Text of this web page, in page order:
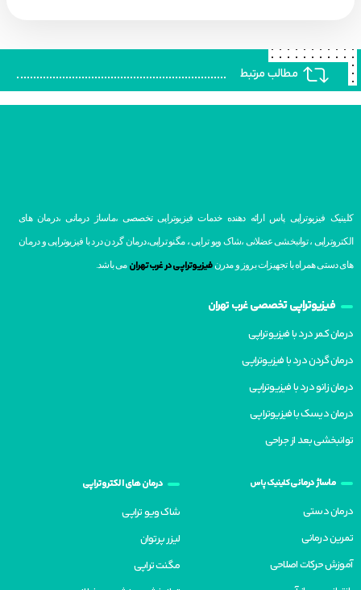
مطالب مرتبط
کلینیک فیزیوتراپی پاس ارائه دهنده خدمات فیزیوتراپی تخصصی ،ماساژ درمانی ،درمان های
الکتروتراپی ، توانبخشی عضلانی ،شاک ویو تراپی ، مگنو تراپی،درمان گردن درد با فیزیوتراپی و درمان
های دستی همراه با تجهیزات بروز و مدرنفیزیوتراپی در غرب تهران می باشد.
فیزیوتراپی تخصصیغرب تهران
درمان کمر درد با فیزیوتراپی
درمان گردن درد با فیزیوتراپی
درمان زانو درد با فیزیوتراپی
درمان دیسک با فیزیوتراپی
توانبخشی بعد از جراحی
ماساژ درمانیکلینیک پاس
درمان دستی
تمرین درمانی
آموزش حرکات اصلاحی
درمان های الکتروتراپی
شاک ویو تراپی
لیزر پرتوان
مگنت تراپی